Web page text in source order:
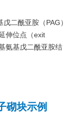
二酰亚胺（PAG）
伸位点（exit
氨基戊二酰亚胺结
砌块示例